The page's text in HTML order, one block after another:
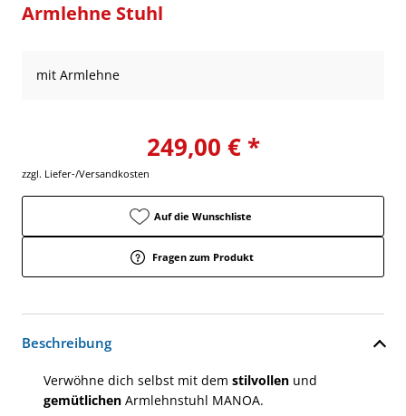
Armlehne Stuhl
mit Armlehne
249,00 € *
zzgl. Liefer-/Versandkosten
Auf die Wunschliste
Fragen zum Produkt
Beschreibung
Verwöhne dich selbst mit dem stilvollen und
gemütlichen Armlehnstuhl MANOA.